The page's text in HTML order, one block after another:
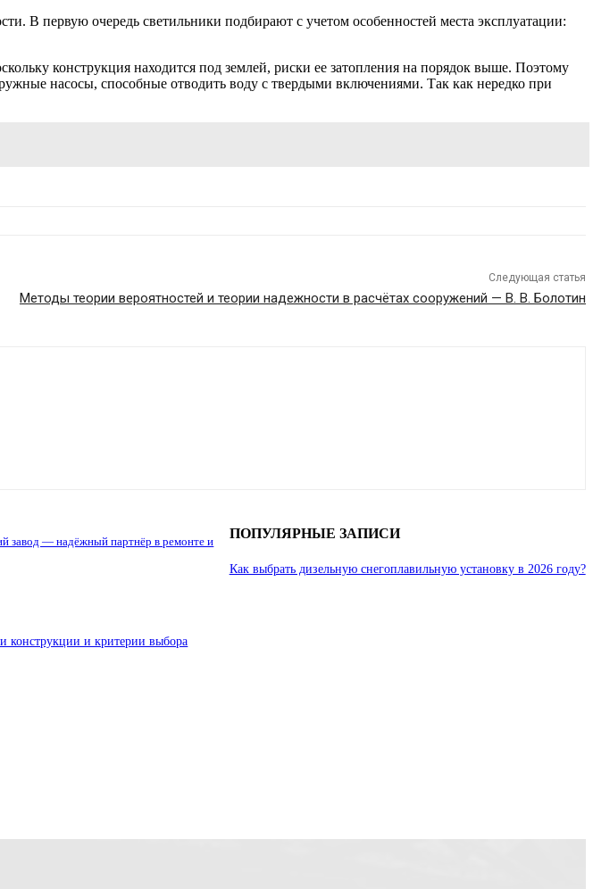
В первую очередь светильники подбирают с учетом особенностей места эксплуатации:
конструкция находится под землей, риски ее затопления на порядок выше. Поэтому
насосы, способные отводить воду с твердыми включениями. Так как нередко при
Следующая статья
Методы теории вероятностей и теории надежности в расчётах сооружений — В. В. Болотин
завод — надёжный партнёр в ремонте и
ПОПУЛЯРНЫЕ ЗАПИСИ
Как выбрать дизельную снегоплавильную установку в 2026 году?
конструкции и критерии выбора